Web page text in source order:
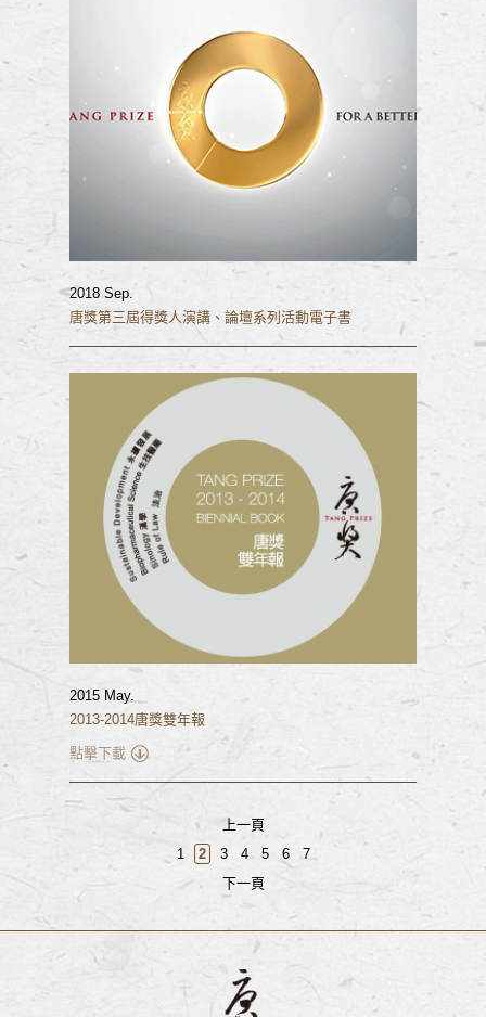
2018 Sep.
唐獎第三屆得獎人演講、論壇系列活動電子書
2015 May.
2013-2014唐獎雙年報
點擊下載
上一頁
1
2 3 4 5 6
7
下一頁